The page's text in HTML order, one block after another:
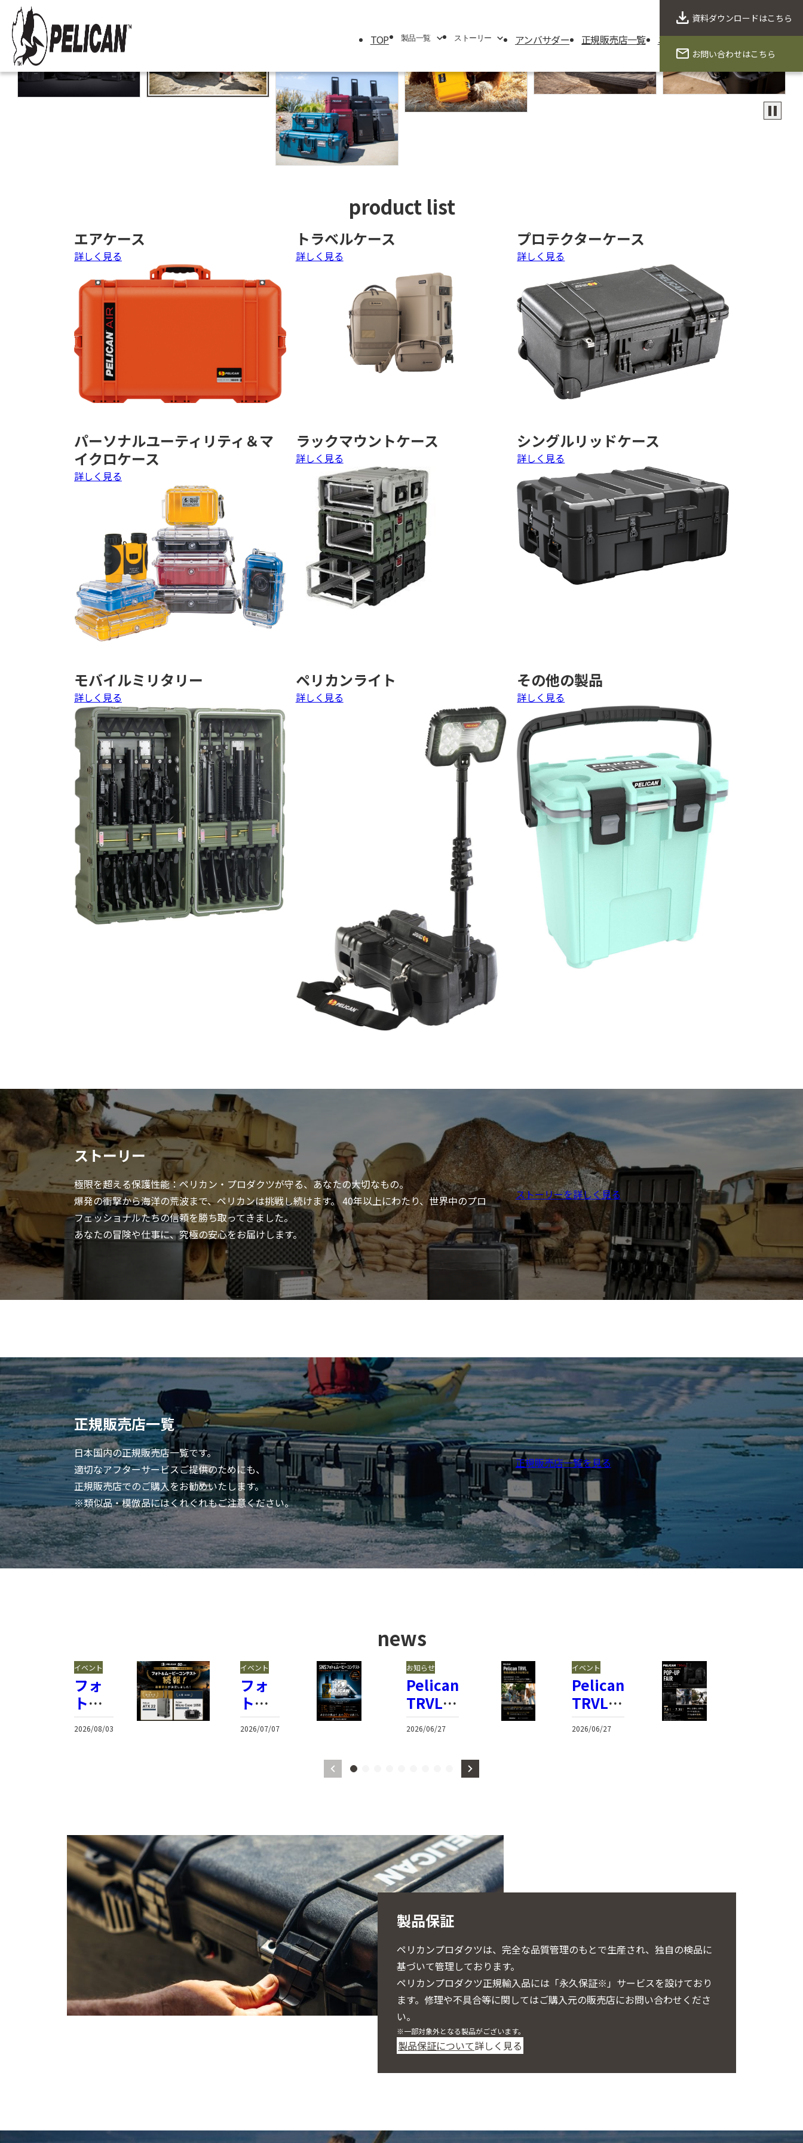
TOP 製品一覧
製品一覧
エアケース
トラベルシリーズ
プロテクターケース
ラックマウントケース
モバイルミリタリー
ペリカンライト
その他の製品
ストーリー
ストーリー
ブランドストーリー
アンバサダー 正規販売店一覧 ニュース 製品保証 会社概要
資料ダウンロード はこちら
お問い合わせはこちら
Since 1976
product list
エアケース
詳しく見る
トラベルケース
詳しく見る
プロテクターケース
詳しく見る
パーソナルユーティリティ＆マ
イクロケース
詳しく見る
ラックマウントケース
詳しく見る
シングルリッドケース
詳しく見る
モバイルミリタリー
詳しく見る
ペリカンライト
詳しく見る
その他の製品
詳しく見る
ストーリー
極限を超える保護性能：ペリカン・プロダクツが守る、あなたの大切なもの。
爆発の衝撃から海洋の荒波まで、ペリカンは挑戦し続けます。 40年以上にわたり、世界中のプロ
フェッショナルたちの信頼を勝ち取ってきました。
あなたの冒険や仕事に、究極の安心をお届けします。
ストーリーを詳しく見る
正規販売店一覧
日本国内の正規販売店一覧です。
適切なアフターサービスご提供のためにも、
正規販売店でのご購入をお勧めいたします。
※類似品・模倣品にはくれぐれもご注意ください。
正規販売店一覧を見る
news
イベント
フォ
ト＆
ムー
ビー
2026/08/03
イベント
フォ
ト＆
ムー
ビー
2026/07/07
お知らせ
Pelican
TRVL、
ヨドバ
シ池袋
2026/06/27
イベント
Pelican
TRVL
ポップ
アップ
2026/06/27
製品保証
ペリカンプロダクツは、完全な品質管理のもとで生産され、独自の検品に
基づいて管理しております。
ペリカンプロダクツ正規輸入品には「永久保証※」サービスを設けており
ます。 修理や不具合等に関してはご購入元の販売店にお問い合わせくださ
い。
※一部対象外となる製品がございます。
製品保証について詳しく見る